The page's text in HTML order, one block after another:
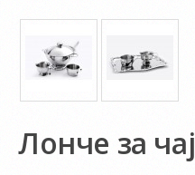
Лонче за чај